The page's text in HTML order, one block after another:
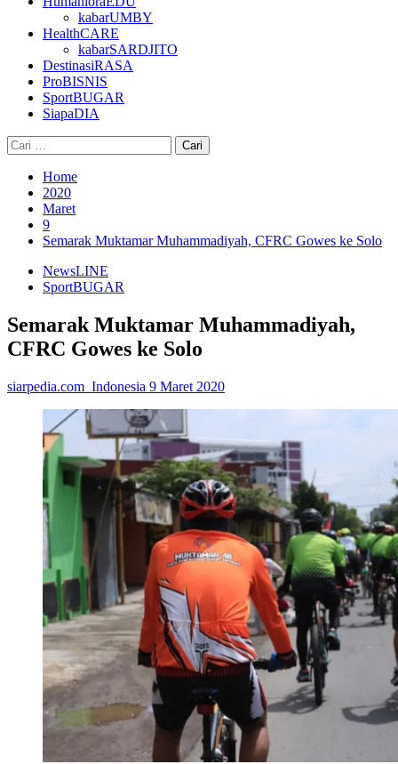
kabarUMBY
HealthCARE
kabarSARDJITO
DestinasiRASA
ProBISNIS
SportBUGAR
SiapaDIA
Cari
untuk:
Home
2020
Maret
9
Semarak Muktamar Muhammadiyah, CFRC Gowes ke Solo
NewsLINE
SportBUGAR
Semarak Muktamar Muhammadiyah,
CFRC Gowes ke Solo
siarpedia.com_Indonesia 9 Maret 2020